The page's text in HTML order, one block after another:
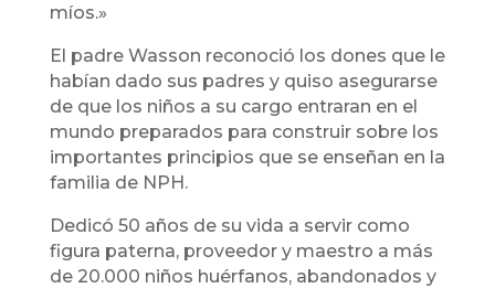
míos.»
El padre Wasson reconoció los dones que le
habían dado sus padres y quiso asegurarse
de que los niños a su cargo entraran en el
mundo preparados para construir sobre los
importantes principios que se enseñan en la
familia de NPH.
Dedicó 50 años de su vida a servir como
figura paterna, proveedor y maestro a más
de 20.000 niños huérfanos, abandonados y